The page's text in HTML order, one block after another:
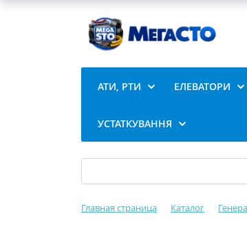
АТИ, РТИ ЕЛЕВАТОРИ
УСТАТКУВАННЯ
Главная страница Каталог